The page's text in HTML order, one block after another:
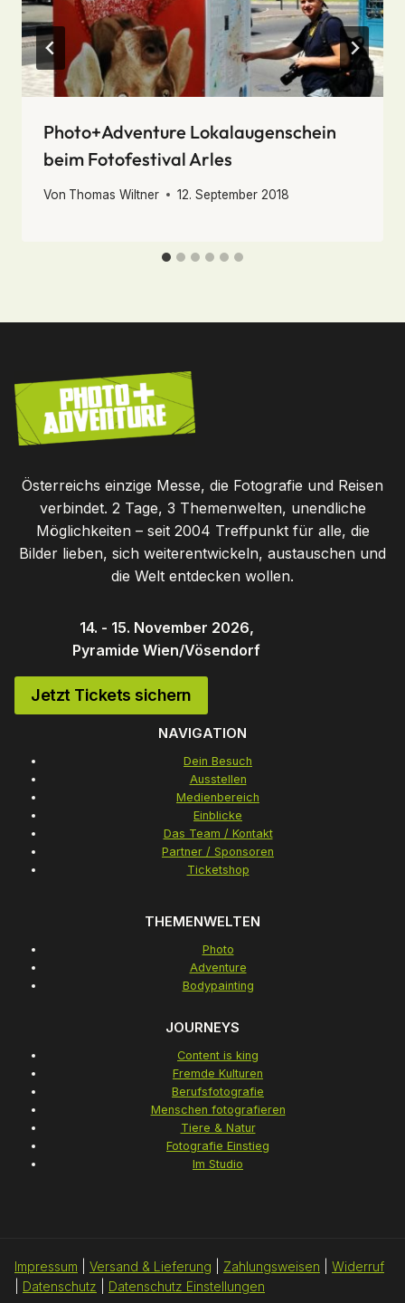
Photo+Adventure Lokalaugenschein
beim Fotofestival Arles
Von Thomas Wiltner 12. September 2018
Österreichs einzige Messe, die Fotografie und Reisen
verbindet. 2 Tage, 3 Themenwelten, unendliche
Möglichkeiten – seit 2004 Treffpunkt für alle, die
Bilder lieben, sich weiterentwickeln, austauschen und
die Welt entdecken wollen.
14. - 15. November 2026,
Pyramide Wien/Vösendorf
Jetzt Tickets sichern
NAVIGATION
Dein Besuch
Ausstellen
Medienbereich
Einblicke
Das Team / Kontakt
Partner / Sponsoren
Ticketshop
THEMENWELTEN
Photo
Adventure
Bodypainting
JOURNEYS
Content is king
Fremde Kulturen
Berufsfotografie
Menschen fotografieren
Tiere & Natur
Fotografie Einstieg
Im Studio
Impressum Versand & Lieferung Zahlungsweisen
Widerruf
Datenschutz Datenschutz Einstellungen